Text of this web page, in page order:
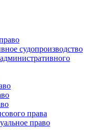
судопроизводство
права
право